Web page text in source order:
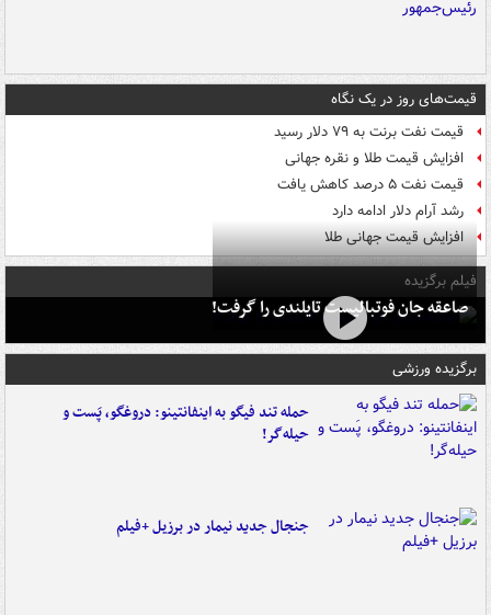
قیمت‌های روز در یک نگاه
قیمت نفت برنت به ۷۹ دلار رسید
افزایش قیمت طلا و نقره جهانی
قیمت نفت ۵ درصد کاهش یافت
رشد آرام دلار ادامه دارد
افزایش قیمت جهانی طلا
فیلم برگزیده
صاعقه جان فوتبالیست تایلندی را گرفت!
برگزیده ورزشی
حمله تند فیگو به اینفانتینو: دروغگو، پَست‌ و
حیله‌گر!
جنجال جدید نیمار در برزیل +فیلم